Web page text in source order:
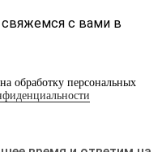
с вами в
обработку персональных